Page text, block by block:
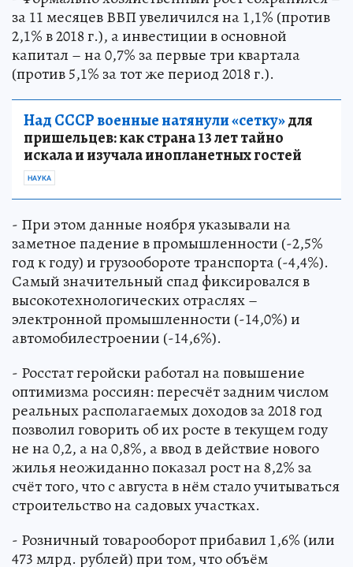
за 11 месяцев ВВП увеличился на 1,1% (против
2,1% в 2018 г.), а инвестиции в основной
капитал – на 0,7% за первые три квартала
(против 5,1% за тот же период 2018 г.).
Над СССР военные натянули «сетку»для
пришельцев: как страна 13 лет тайно
искала и изучала инопланетных гостей
НАУКА
- При этом данные ноября указывали на
заметное падение в промышленности (-2,5%
год к году) и грузообороте транспорта (-4,4%).
Самый значительный спад фиксировался в
высокотехнологических отраслях –
электронной промышленности (-14,0%) и
автомобилестроении (-14,6%).
- Росстат геройски работал на повышение
оптимизма россиян: пересчёт задним числом
реальных располагаемых доходов за 2018 год
позволил говорить об их росте в текущем году
не на 0,2, а на 0,8%, а ввод в действие нового
жилья неожиданно показал рост на 8,2% за
счёт того, что с августа в нём стало учитываться
строительство на садовых участках.
- Розничный товарооборот прибавил 1,6% (или
473 млрд. рублей) при том, что объём